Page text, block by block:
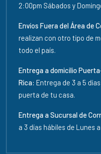
2:00pm Sábados y
Envíos Fuera del Área de
realizan con otro tipo de
todo el país.
Entrega a domicilio
Rica: Entrega de 3 a 5
puerta de tu casa.
Entrega a Sucursal de
a 3 días hábiles de Lunes